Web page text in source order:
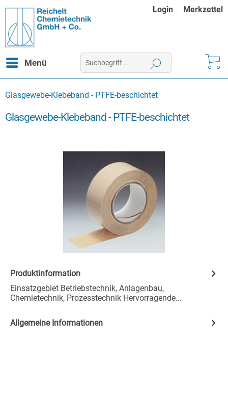
Login Merkzettel
Menü
Glasgewebe-Klebeband - PTFE-beschichtet
Glasgewebe-Klebeband - PTFE-beschichtet
Produktinformation
Einsatzgebiet Betriebstechnik, Anlagenbau,
Chemietechnik, Prozesstechnik Hervorragende...
Allgemeine Informationen